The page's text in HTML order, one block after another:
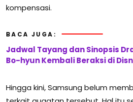
kompensasi.
BACA JUGA:
Jadwal Tayang dan Sinopsis
Bo-hyun Kembali Beraksi di
Hingga kini, Samsung belum